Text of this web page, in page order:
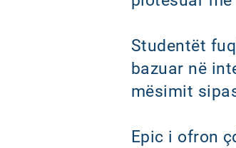
Studentët
bazuar në
mësimit
Epic i ofron